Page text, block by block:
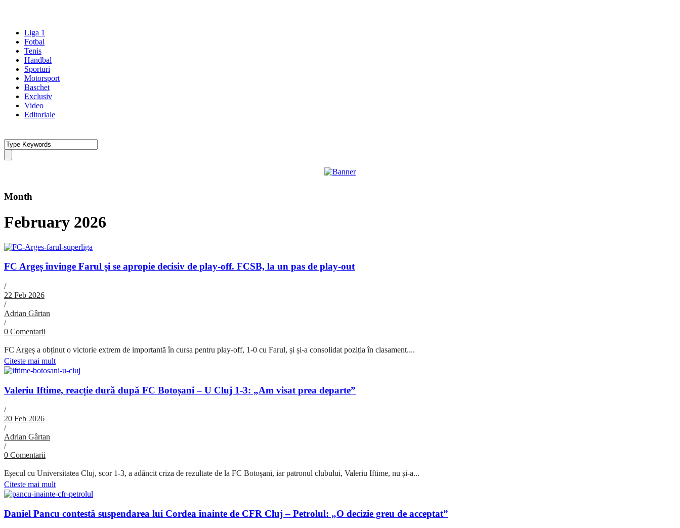
Liga 1
Fotbal
Tenis
Handbal
Sporturi
Motorsport
Baschet
Exclusiv
Video
Editoriale
Month
February 2026
FC Argeș învinge Farul și se apropie decisiv de play-off. FCSB, la un pas de play-out
/
22 Feb 2026
/
Adrian Gârtan
/
0 Comentarii
FC Argeș a obținut o victorie extrem de importantă în cursa pentru play-off, 1-0 cu Farul, și și-a consolidat poziția în clasament....
Citeste mai mult
Valeriu Iftime, reacție dură după FC Botoșani – U Cluj 1-3: „Am visat prea departe”
/
20 Feb 2026
/
Adrian Gârtan
/
0 Comentarii
Eșecul cu Universitatea Cluj, scor 1-3, a adâncit criza de rezultate de la FC Botoșani, iar patronul clubului, Valeriu Iftime, nu și-a...
Citeste mai mult
Daniel Pancu contestă suspendarea lui Cordea înainte de CFR Cluj – Petrolul: „O decizie greu de acceptat”